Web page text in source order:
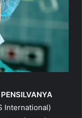
ENSILVANYA
International)